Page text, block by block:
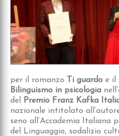
per il romanzo
Ti guardo e il
Bilinguismo in psicologia
del
Premio Franz Kafka
nazionale intitolato
seno all’Accademia Italiana
del Linguaggio, sodalizio